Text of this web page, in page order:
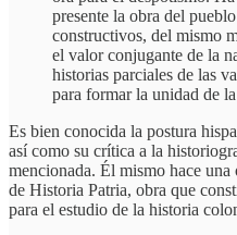
presente la obra del
constructivos, del mismo
el valor conjugante de la
historias parciales de las
para formar la unidad de
Es bien conocida la postura
así como su crítica a la
mencionada. Él mismo hace una
de Historia Patria, obra que
para el estudio de la historia